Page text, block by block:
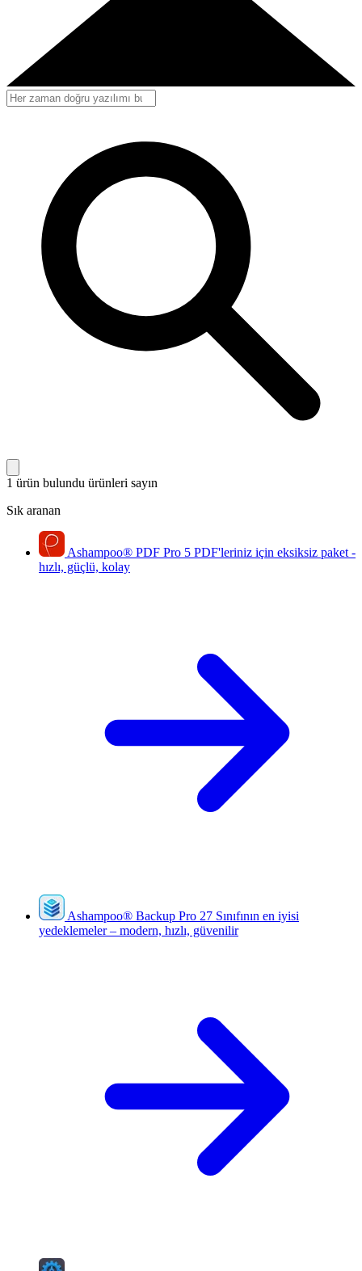
1 ürün bulundu ürünleri sayın
Sık aranan
Ashampoo® PDF Pro 5 PDF'leriniz için eksiksiz paket -
hızlı, güçlü, kolay
Ashampoo® Backup Pro 27 Sınıfının en iyisi
yedeklemeler – modern, hızlı, güvenilir